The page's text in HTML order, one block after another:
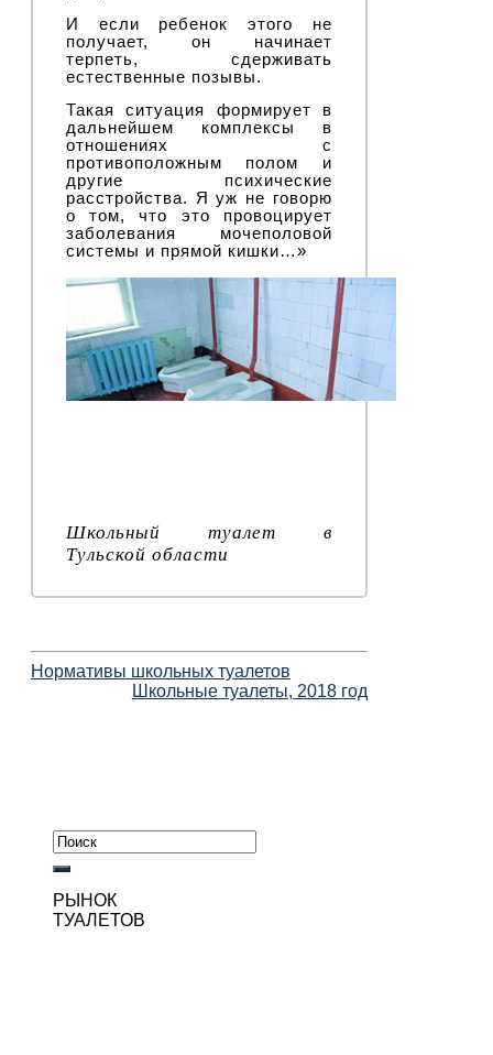
И если ребенок этого не
получает, он начинает
терпеть, сдерживать
естественные позывы.
Такая ситуация формирует в
дальнейшем комплексы в
отношениях с
противоположным полом и
другие психические
расстройства. Я уж не говорю
о том, что это провоцирует
заболевания мочеполовой
системы и прямой кишки…»
Школьный туалет в
Тульской области
Нормативы школьных туалетов
Школьные туалеты, 2018 год
РЫНОК
ТУАЛЕТОВ